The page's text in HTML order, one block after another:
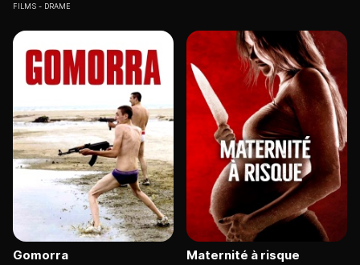
FILMS DRAME
Gomorra Maternité à risque